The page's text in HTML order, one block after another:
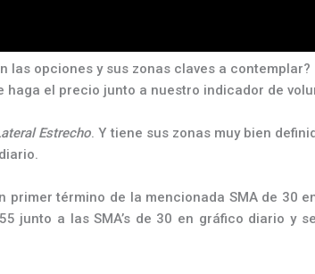
las opciones y sus zonas claves a contemplar?
el precio junto a nuestro indicador de
Estrecho. Y tiene sus zonas muy bien
término de la mencionada SMA de 30
a las SMA’s de 30 en gráfico diario y